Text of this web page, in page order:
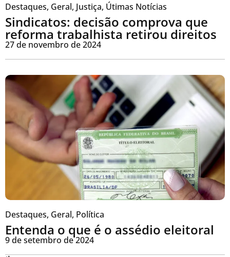
Destaques, Geral, Justiça, Útimas Notícias
Sindicatos: decisão comprova que
reforma trabalhista retirou direitos
27 de novembro de 2024
Destaques, Geral, Política
Entenda o que é o assédio eleitoral
9 de setembro de 2024